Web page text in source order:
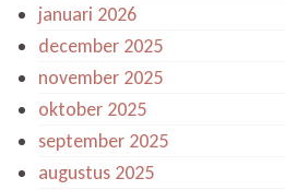
januari 2026
december 2025
november 2025
oktober 2025
september 2025
augustus 2025